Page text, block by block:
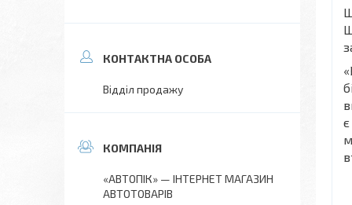
Відділ продажу
«АВТОПІК» — ІНТЕРНЕТ МАГАЗИН
АВТОТОВАРІВ